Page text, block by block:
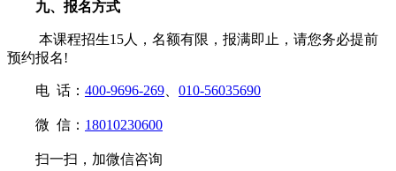
九、报名方式
本课程招生15人，名额有限，报满即止，请您务必提前
预约报名!
电 话： 400-9696-269 010-56035690
微 信： 18010230600
扫一扫，加微信咨询